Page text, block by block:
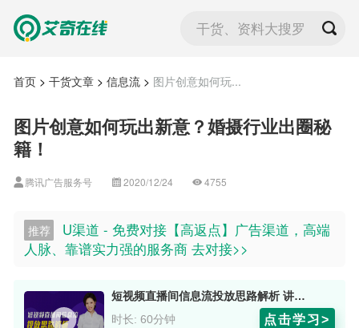
干货、资料大搜罗
首页> 干货文章> 信息流> 图片创意如何玩...
图片创意如何玩出新意？婚摄行业出圈秘
籍！
腾讯广告服务号 2020/12/24 4755
推荐
U渠道 - 免费对接【高返点】广告渠道，高端
人脉、靠谱实力强的服务商 去对接>>
短视频直播间信息流投放思路解析 讲师：张凯
时长: 60分钟
点击学习>